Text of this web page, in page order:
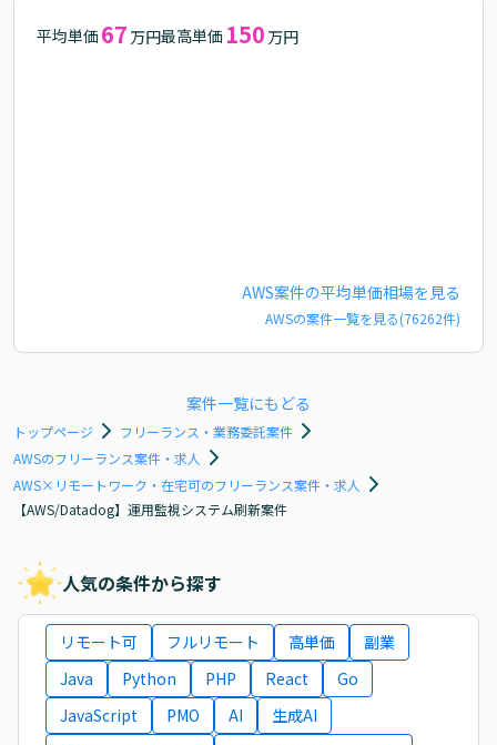
平均単価 67 万円最高単価 150 万円
AWS案件の平均単価相場を見る
AWSの案件一覧を見る(76262件)
案件一覧にもどる
トップページ
フリーランス・業務委託案件
AWSのフリーランス案件・求人
AWS×リモートワーク・在宅可のフリーランス案件・求人
【AWS/Datadog】運用監視システム刷新案件
人気の条件から探す
リモート可 フルリモート 高単価
副業
Java
Python PHP React
Go
JavaScript
PMO AI
生成AI